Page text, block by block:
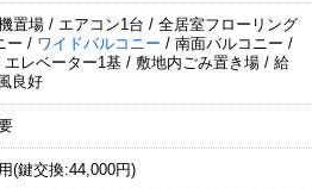
置場 / エアコン1台 / 全居室フローリング
ー / ワイドバルコニー / 南面バルコニー /
エレベーター1基 / 敷地内ごみ置き場 / 給
良好
(鍵交換:44,000円)